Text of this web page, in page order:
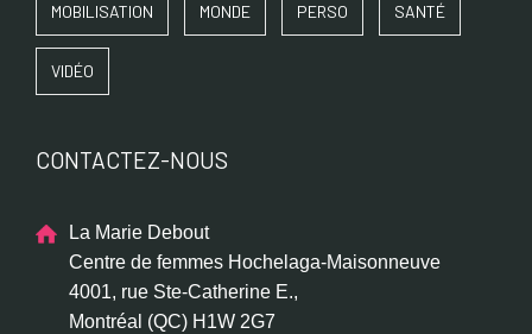
MOBILISATION MONDE PERSO SANTÉ
VIDÉO
CONTACTEZ-NOUS
La Marie Debout
Centre de femmes Hochelaga-Maisonneuve
4001, rue Ste-Catherine E.,
Montréal (QC) H1W 2G7